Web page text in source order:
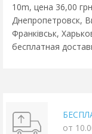
10m, цена 36,00
Днепропетровск,
Франківськ,
бесплатная
от